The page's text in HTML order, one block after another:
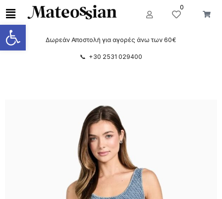
Ανοίξτε τη γραμμή εργαλείων
0
Δωρεάν Αποστολή για αγορές άνω των 60€
📞 +30 2531 029400